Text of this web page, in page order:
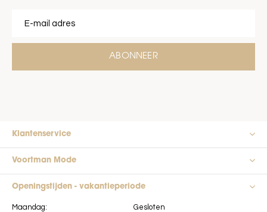
ABONNEER
Klantenservice
Voortman Mode
Openingstijden - vakantieperiode
Maandag: Gesloten